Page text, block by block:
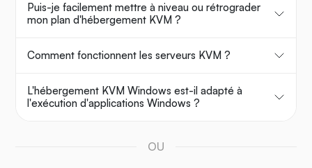
Puis-je facilement mettre à niveau ou rétrograder
mon plan d'hébergement KVM ?
Comment fonctionnent les serveurs KVM ?
L'hébergement KVM Windows est-il adapté à
l'exécution d'applications Windows ?
OU